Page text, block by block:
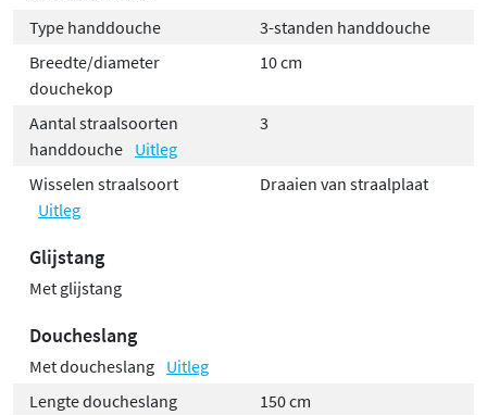
Type handdouche
3-standen handdouche
Breedte/diameter
douchekop
10 cm
Aantal straalsoorten
handdouche Uitleg
3
Wisselen straalsoort
Uitleg
Draaien van straalplaat
Glijstang
Met glijstang
Doucheslang
Met doucheslang Uitleg
Lengte doucheslang
150 cm